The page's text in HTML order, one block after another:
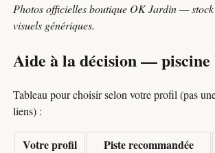
Photos officielles boutique OK Jardin —
visuels génériques.
Aide à la décision — piscine
Tableau pour choisir selon votre profil (pas
liens) :
Votre profil Piste recommandée